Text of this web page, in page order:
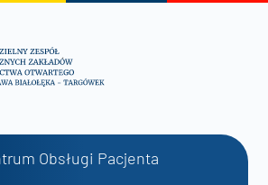
Obsługi Pacjenta